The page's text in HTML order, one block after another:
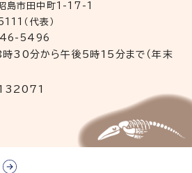
市田中町1-17-1
（代表）
546-5496
時30分から午後5時15分まで（年末